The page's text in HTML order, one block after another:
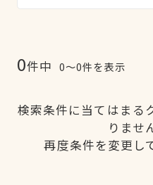
0件中 0〜0件を表示
検索条件に当てはまる
りませ
再度条件を変更し